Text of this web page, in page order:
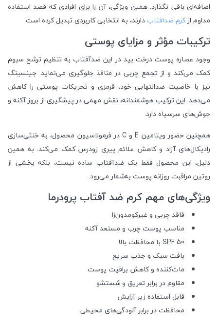
اضافه‌ای باقی نگذارد. همین ویژگی، آن را برای افرادی که قصد استفاده
مداوم ازکرم ضدافتاب دارند، به انتخابی کاربردی تبدیل کرده است.
ترکیبات مؤثر و مزایای پوستی
وجود عصاره پوست درخت بید در این ضدآفتاب به تنظیم ترشح سبوم
کمک می‌کند و از تجمع چربی در منافذ جلوگیری می‌نماید. جینسینگ
نیز با خاصیت ضدالتهابی خود، قرمزی و تحریکات پوستی را کاهش
می‌دهد. این ترکیب هوشمندانه، نقش مهمی در پیشگیری از بروز آکنه و
جوش‌های سرسیاه دارد.
همچنین حضور ویتامین E و C در فرمولاسیون محصول، به خنثی‌سازی
رادیکال‌های آزاد و کاهش علائم پیری زودرس کمک می‌کند. به همین
دلیل، این محصول فقط یک ضدآفتاب ساده نیست، بلکه بخشی از
روتین مراقبت روزانه پوست به‌شمار می‌رود.
ویژگی‌های مهم کرم ضد آفتاب پرودرما
فاقد چربی و غیرکومدون‌زا
مناسب پوست چرب و مستعد آکنه
SPF 50 با محافظت بالا
بافت سبک و جذب سریع
مات‌کننده و کاهش براقیت پوست
مقاوم در برابر تعریق و شستشو
قابل استفاده زیر آرایش
محافظت در برابر آلودگی‌های محیطی